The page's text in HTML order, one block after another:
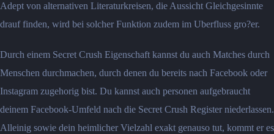
Adept von alternativen Literaturkreisen, die Aussicht Gleichgesinnte
drauf finden, wird bei solcher Funktion zudem im Uberfluss gro?er.
Durch einem Secret Crush Eigenschaft kannst du auch Matches durch
Menschen durchmachen, durch denen du bereits nach Facebook oder
Instagram zugehorig bist. Du kannst auch personen aufgebraucht
deinem Facebook-Umfeld nach die Secret Crush Register niederlassen.
Alleinig sowie dein heimlicher Vielzahl exakt genauso tut, kommt er es